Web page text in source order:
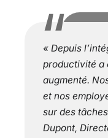
« Depuis
productivité a
augmenté.
et nos
sur des
Dupont,